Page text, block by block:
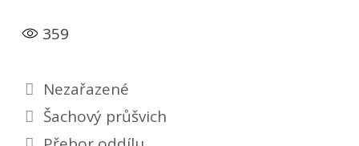
359
Rubriky
Nezařazené
Šachový průšvich